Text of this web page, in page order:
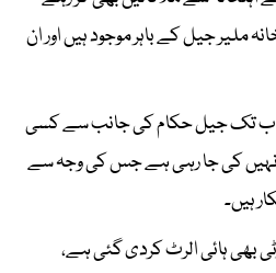
ملیر جیل کے باہر موجود ہیں اور ان
اب تک جیل حکام کی جانب سے کسی
نہیں کی جا رہی ہے جس کی وجہ سے
ہیں۔
بھی ہائی الرٹ کردی گئی ہے،